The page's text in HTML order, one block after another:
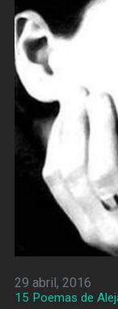
29 abril, 2016
15 Poemas de